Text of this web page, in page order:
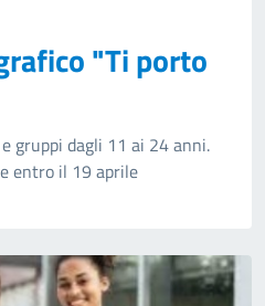
"Ti porto
gruppi dagli 11 ai 24 anni.
entro il 19 aprile